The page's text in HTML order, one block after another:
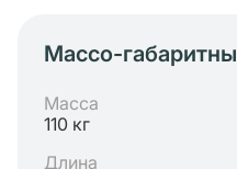
Массо-
Масса
110 кг
Длина